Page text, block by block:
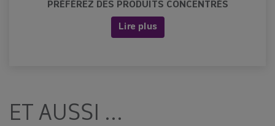
PRÉFÉREZ DES PRODUITS CONCENTRÉS
Lire plus
ET AUSSI ...